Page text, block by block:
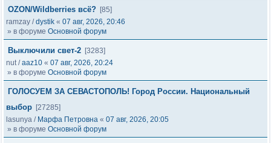
OZON/Wildberries всё? [85]
ramzay /dystik « 07 авг, 2026, 20:46
» в форуме Основной форум
Выключили свет-2 [3283]
nut/aaz10 « 07 авг, 2026, 20:24
» в форуме Основной форум
ГОЛОСУЕМ ЗА СЕВАСТОПОЛЬ! Город России. Национальный
выбор [27285]
lasunya / Марфа Петровна « 07 авг, 2026, 20:05
» в форуме Основной форум